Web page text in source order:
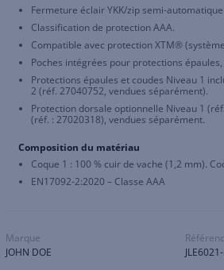
Fermeture éclair YKK/zip semi-automatique
Classification de protection AAA.
Compatible avec protection XTM®
Poches intégrées pour protections
Protections épaules et coudes Niveau 1
2 (réf. 27040752, vendues séparément).
Protection dorsale optionnelle Niveau 1
(réf. : 27020318), vendues séparément.
Composition du matériau
Coque 1 : 100 % cuir de vache (1,2 mm).
EN17092-2:2020 – Classe AAA
Marque
JOHN DOE